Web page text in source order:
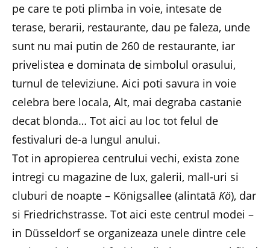
pe care te poti plimba in voie, intesate de
terase, berarii, restaurante, dau pe faleza, unde
sunt nu mai putin de 260 de restaurante, iar
privelistea e dominata de simbolul orasului,
turnul de televiziune. Aici poti savura in voie
celebra bere locala, Alt, mai degraba castanie
decat blonda… Tot aici au loc tot felul de
festivaluri de-a lungul anului.
Tot in apropierea centrului vechi, exista zone
intregi cu magazine de lux, galerii, mall-uri si
cluburi de noapte – Königsallee (alintată Kö), dar
si Friedrichstrasse. Tot aici este centrul modei –
in Düsseldorf se organizeaza unele dintre cele